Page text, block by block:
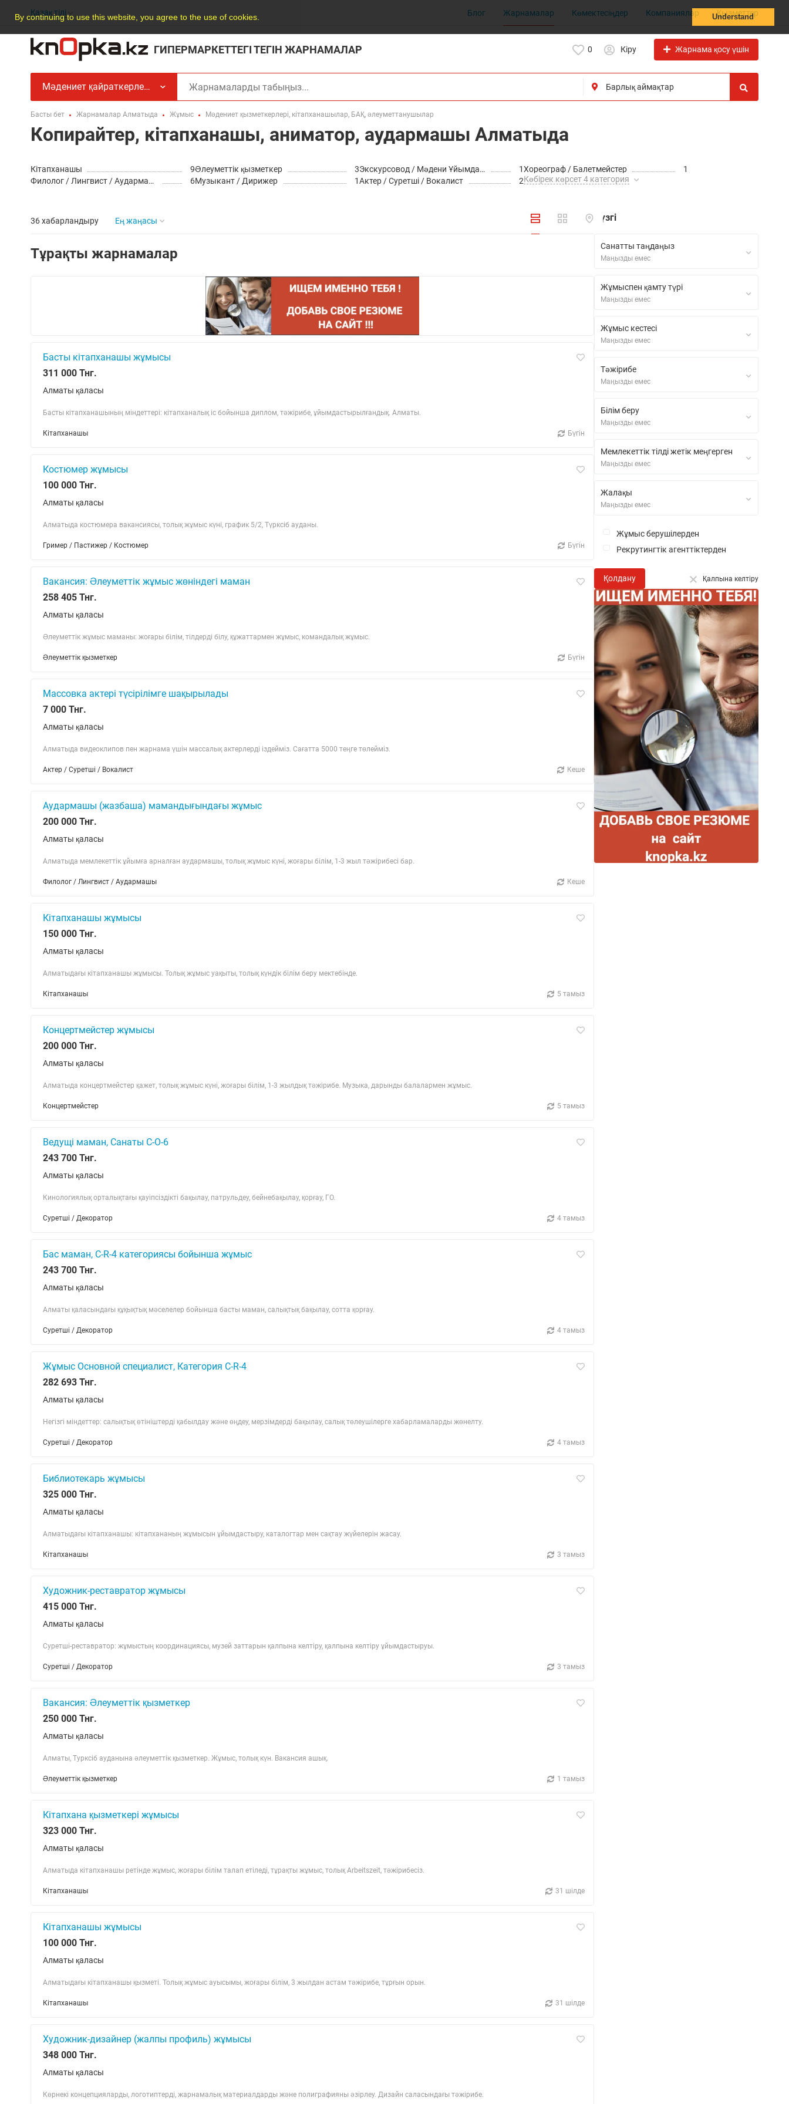
By continuing to use this website, you agree to the use of cookies. Understand
Қазақ тілі Блог Жарнамалар Көмектесіңдер Компаниялар Қызметтер
ГИПЕРМАРКЕТТЕГІ ТЕГІН ЖАРНАМАЛАР 0 Кіру Жарнама қосу үшін
Мәдениет қайраткерлері / кітапханашылар / БАҚ / социологтар
Басты бет Жарнамалар Алматыда Жұмыс Мәдениет қызметкерлері, кітапханашылар, БАҚ, әлеуметтанушылар
Копирайтер, кітапханашы, аниматор, аудармашы Алматыда
Кітапханашы 9Әлеуметтік қызметкер 3 Экскурсовод / Мәдени Ұйымдастырушы 1Хореограф / Балетмейстер
1
Филолог / Лингвист / Аудармашы
6Музыкант / Дирижер 1Актер / Суретші / Вокалист 2Көбірек көрсет 4 категория
36 хабарландыру Ең жаңасы
Тұрақты жарнамалар
Басты кітапханашы жұмысы
311 000 Тнг.
Алматы қаласы
Басты кітапханашының міндеттері: кітапханалық іс бойынша диплом, тәжірибе, ұйымдастырылғандық. Алматы.
Кітапханашы Бүгін
Костюмер жұмысы
100 000 Тнг.
Алматы қаласы
Алматыда костюмера вакансиясы, толық жұмыс күні, график 5/2, Түрксіб ауданы.
Гример / Пастижер / Костюмер Бүгін
Вакансия: Әлеуметтік жұмыс жөніндегі маман
258 405 Тнг.
Алматы қаласы
Әлеуметтік жұмыс маманы: жоғары білім, тілдерді білу, құжаттармен жұмыс, командалық жұмыс.
Әлеуметтік қызметкер Бүгін
Массовка актері түсірілімге шақырылады
7 000 Тнг.
Алматы қаласы
Алматыда видеоклипов пен жарнама үшін массалық актерлерді іздейміз. Сағатта 5000 теңге төлейміз.
Актер / Суретші / Вокалист Кеше
Аудармашы (жазбаша) мамандығындағы жұмыс
200 000 Тнг.
Алматы қаласы
Алматыда мемлекеттік ұйымға арналған аудармашы, толық жұмыс күні, жоғары білім, 1-3 жыл тәжірибесі бар.
Филолог / Лингвист / Аудармашы Кеше
Кітапханашы жұмысы
150 000 Тнг.
Алматы қаласы
Алматыдағы кітапханашы жұмысы. Толық жұмыс уақыты, толық күндік білім беру мектебінде.
Кітапханашы 5 тамыз
Концертмейстер жұмысы
200 000 Тнг.
Алматы қаласы
Алматыда концертмейстер қажет, толық жұмыс күні, жоғары білім, 1-3 жылдық тәжірибе. Музыка, дарынды балалармен жұмыс.
Концертмейстер 5 тамыз
Ведущі маман, Санаты С-О-6
243 700 Тнг.
Алматы қаласы
Кинологиялық орталықтағы қауіпсіздікті бақылау, патрульдеу, бейнебақылау, қорғау, ГО.
Суретші / Декоратор 4 тамыз
Бас маман, С-R-4 категориясы бойынша жұмыс
243 700 Тнг.
Алматы қаласы
Алматы қаласындағы құқықтық мәселелер бойынша басты маман, салықтық бақылау, сотта қорғау.
Суретші / Декоратор 4 тамыз
Жұмыс Основной специалист, Категория С-R-4
282 693 Тнг.
Алматы қаласы
Негізгі міндеттер: салықтық өтініштерді қабылдау және өңдеу, мерзімдерді бақылау, салық төлеушілерге хабарламаларды жөнелту.
Суретші / Декоратор 4 тамыз
Библиотекарь жұмысы
325 000 Тнг.
Алматы қаласы
Алматыдағы кітапханашы: кітапхананың жұмысын ұйымдастыру, каталогтар мен сақтау жүйелерін жасау.
Кітапханашы 3 тамыз
Художник-реставратор жұмысы
415 000 Тнг.
Алматы қаласы
Суретші-реставратор: жұмыстың координациясы, музей заттарын қалпына келтіру, қалпына келтіру ұйымдастыруы.
Суретші / Декоратор 3 тамыз
Вакансия: Әлеуметтік қызметкер
250 000 Тнг.
Алматы қаласы
Алматы, Турксіб ауданына әлеуметтік қызметкер. Жұмыс, толық күн. Вакансия ашық.
Әлеуметтік қызметкер 1 тамыз
Кітапхана қызметкері жұмысы
323 000 Тнг.
Алматы қаласы
Алматыда кітапханашы ретінде жұмыс, жоғары білім талап етіледі, тұрақты жұмыс, толық Arbeitszeit, тәжірибесіз.
Кітапханашы 31 шілде
Кітапханашы жұмысы
100 000 Тнг.
Алматы қаласы
Алматыдағы кітапханашы қызметі. Толық жұмыс ауысымы, жоғары білім, 3 жылдан астам тәжірибе, тұрғын орын.
Кітапханашы 31 шілде
Художник-дизайнер (жалпы профиль) жұмысы
348 000 Тнг.
Алматы қаласы
Көрнекі концепцияларды, логотиптерді, жарнамалық материалдарды және полиграфияны әзірлеу. Дизайн саласындағы тәжірибе.
Сүзгі
Санатты таңдаңыз
Маңызды емес
Жұмыспен қамту түрі
Маңызды емес
Жұмыс кестесі
Маңызды емес
Тәжірибе
Маңызды емес
Білім беру
Маңызды емес
Мемлекеттік тілді жетік меңгерген
Маңызды емес
Жалақы
Маңызды емес
Жұмыс берушілерден
Рекрутингтік агенттіктерден
Қолдану Қалпына келтіру